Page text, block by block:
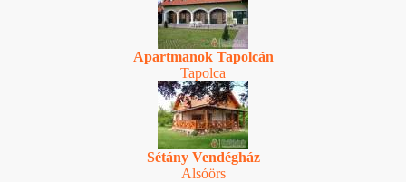
Apartmanok Tapolcán
Tapolca
Sétány Vendégház
Alsóörs